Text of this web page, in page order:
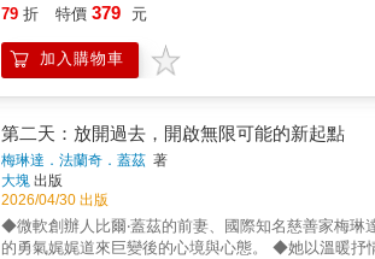
理）劉鎮洋（高雄榮耀基督教會主任牧師）孫德蘋（
眼、拚命想證明自己，到踏入時尚產業，成為國際生
人夢想中的工作、頭銜與掌聲，卻在最耀眼的時刻選
些以為能帶來答案的事，最終都讓她回到同一個問
本書寫的是，當成功不再是答案之後......
79 折 特價 379 元
加入購物車
第二天：放開過去，開啟無限可能的新起點
梅琳達．法蘭奇．蓋茲 著
大塊 出版
2026/04/30 出版
◆微軟創辦人比爾‧蓋茲的前妻、國際知名慈善家梅琳
的勇氣娓娓道來巨變後的心境與心態。 ◆她以溫暖抒